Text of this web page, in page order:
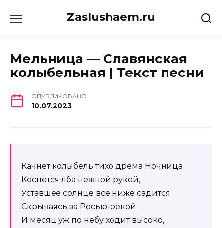
Zaslushaem.ru
Мельница — Славянская
колыбельная | Текст песни
ОПУБЛИКОВАНО
10.07.2023
Качнет колыбель тихо дрема Ночница
Коснется лба нежной рукой,
Уставшее солнце все ниже садится
Скрываясь за Росью-рекой.
И месяц уж по небу ходит высоко,